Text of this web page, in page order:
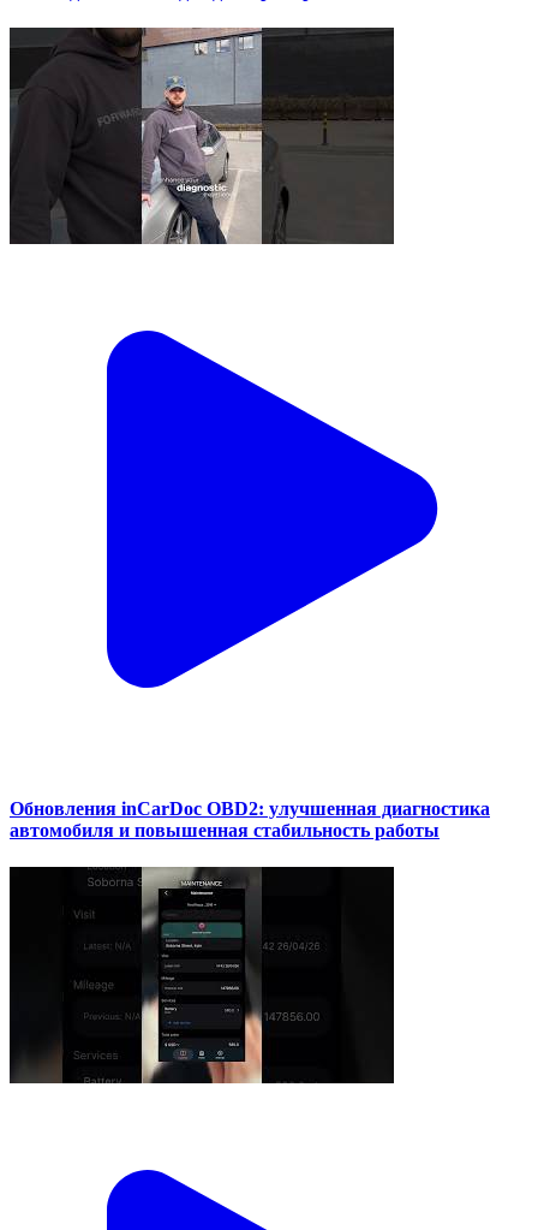
Обновления inCarDoc OBD2: улучшенная диагностика
автомобиля и повышенная стабильность работы